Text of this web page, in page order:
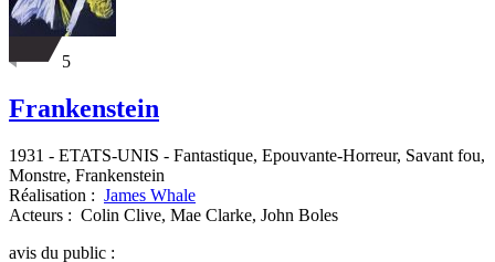
5
Frankenstein
1931 - ETATS-UNIS - Fantastique, Epouvante-Horreur, Savant fou,
Monstre, Frankenstein
Réalisation : James Whale
Acteurs : Colin Clive, Mae Clarke, John Boles
avis du public :